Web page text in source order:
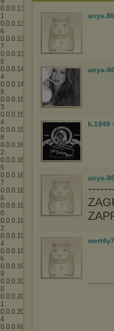
0.0.0.13
1
0.0.0.13
6
0.0.0.13
7
0.0.0.13
8
0.0.0.14
4
0.0.0.14
8
0.0.0.15
3
0.0.0.15
4
0.0.0.15
8
0.0.0.16
2
0.0.0.16
5
0.0.0.16
7
0.0.0.18
6
0.0.0.19
0
0.0.0.19
2
0.0.0.19
4
0.0.0.19
6
0.0.0.19
9
0.0.0.20
0
0.0.0.20
1
0.0.0.20
4
0.0.0.69
anya.86
anya-
k.1949
anya-